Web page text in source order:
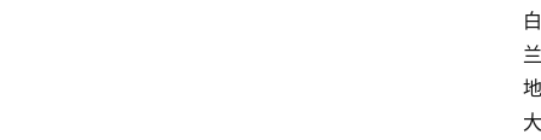
白
兰
地
大